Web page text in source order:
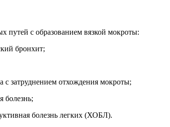
путей с образованием вязкой мокроты:
бронхит;
затруднением отхождения мокроты;
болезнь легких (ХОБЛ).